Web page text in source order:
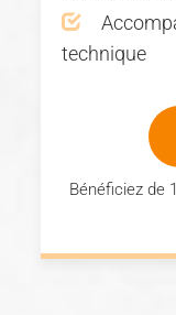
technique
Bénéficiez de